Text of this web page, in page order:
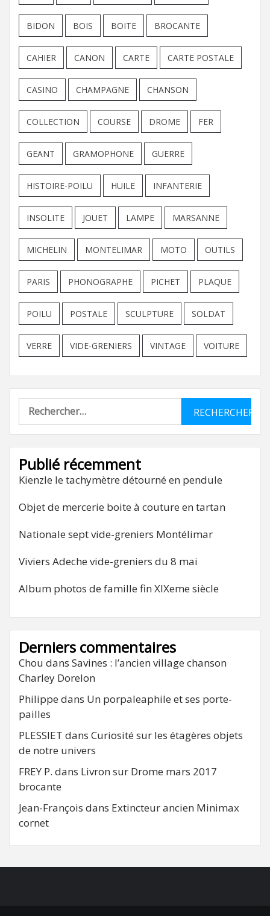
BIDON BOIS BOITE BROCANTE
CAHIER CANON CARTE CARTE POSTALE
CASINO CHAMPAGNE CHANSON
COLLECTION COURSE DROME FER
GEANT GRAMOPHONE GUERRE
HISTOIRE-POILU HUILE INFANTERIE
INSOLITE JOUET LAMPE MARSANNE
MICHELIN MONTELIMAR MOTO OUTILS
PARIS PHONOGRAPHE PICHET PLAQUE
POILU POSTALE SCULPTURE SOLDAT
VERRE VIDE-GRENIERS VINTAGE VOITURE
Rechercher :
Publié récemment
Kienzle le tachymètre détourné en pendule
Objet de mercerie boite à couture en tartan
Nationale sept vide-greniers Montélimar
Viviers Adeche vide-greniers du 8 mai
Album photos de famille fin XIXeme siècle
Derniers commentaires
Chou dans Savines : l’ancien village chanson
Charley Dorelon
Philippe dans Un porpaleaphile et ses porte-
pailles
PLESSIET dans Curiosité sur les étagères objets
de notre univers
FREY P. dans Livron sur Drome mars 2017
brocante
Jean-François dans Extincteur ancien Minimax
cornet